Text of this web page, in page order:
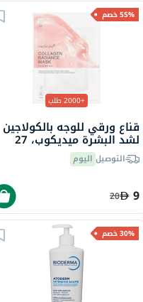
55% خصم
+2000 طلب
قناع ورقي للوجه بالكولاجين
لشد البشرة ميديكوب، 27
جرامالتوصيل اليوم
9
20
30% خصم